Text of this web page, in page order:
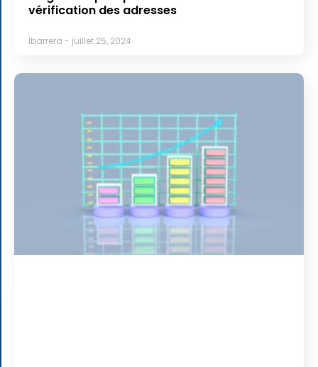
vérification des adresses
lbarrera juillet 25, 2024